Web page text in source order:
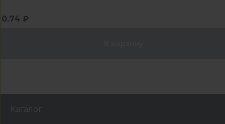
0.74 ₽
Каталог